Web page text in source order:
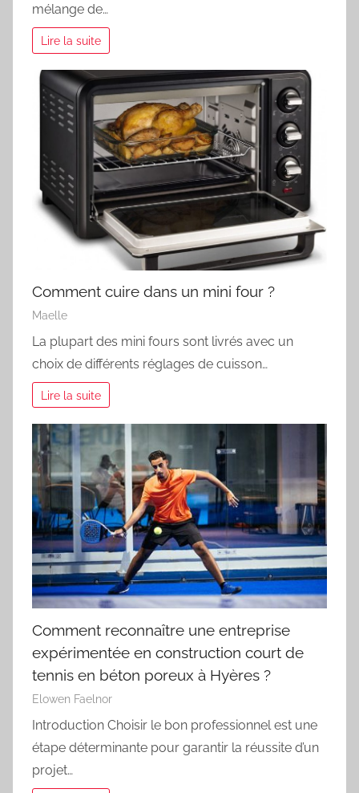
mélange de…
Lire la suite
Comment cuire dans un mini four ?
Maelle
La plupart des mini fours sont livrés avec un
choix de différents réglages de cuisson…
Lire la suite
Comment reconnaître une entreprise
expérimentée en construction court de
tennis en béton poreux à Hyères ?
Elowen Faelnor
Introduction Choisir le bon professionnel est une
étape déterminante pour garantir la réussite d’un
projet…